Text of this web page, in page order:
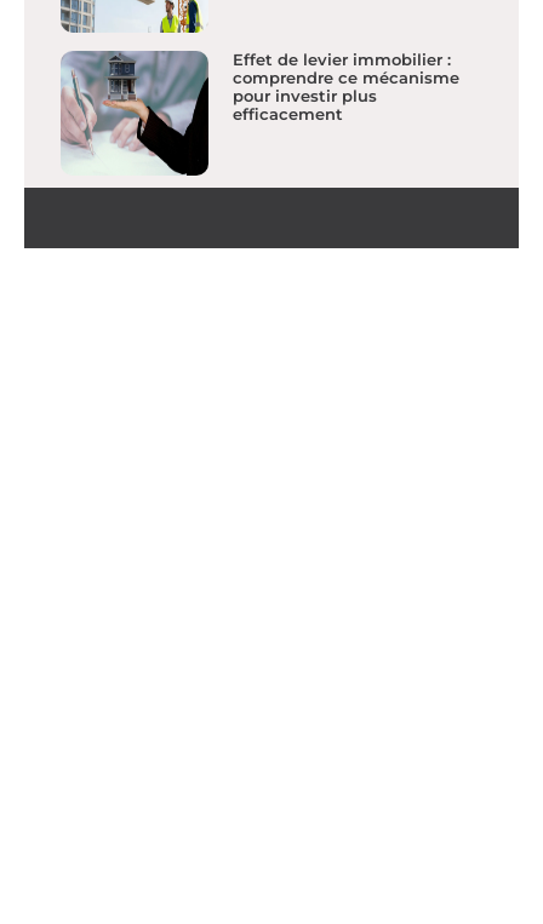
Effet de levier immobilier :
comprendre ce mécanisme
pour investir plus
efficacement